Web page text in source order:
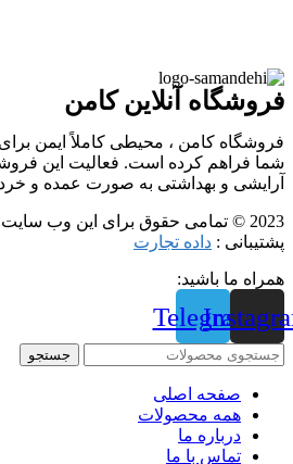
فروشگاه آنلاین کامن
فروشگاه کامن ، محیطی کاملاً ایمن برای
شما فراهم کرده است. فعالیت این
آرایشی و بهداشتی به صورت عمده و
2023 © تمامی حقوق برای این وب
پشتیبانی : داده تجارت
همراه ما باشید:
Telegram
جستجو
صفحه اصلی
همه محصولات
درباره ما
تماس با ما